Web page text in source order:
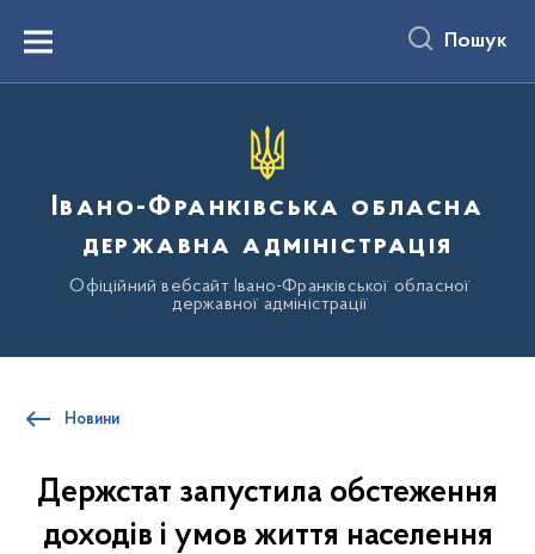
вмістуMenu Пошук
Івано-Франківська обласна
державна адміністрація
Офіційний вебсайт Івано-Франківської обласної
державної адміністрації
Новини
Держстат запустила обстеження
доходів і умов життя населення